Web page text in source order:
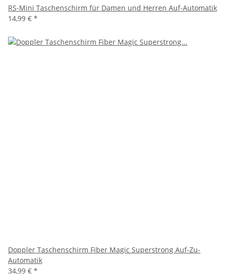
RS-Mini Taschenschirm für Damen und Herren Auf-Automatik
14,99 € *
Doppler Taschenschirm Fiber Magic Superstrong Auf-Zu-
Automatik
34,99 € *